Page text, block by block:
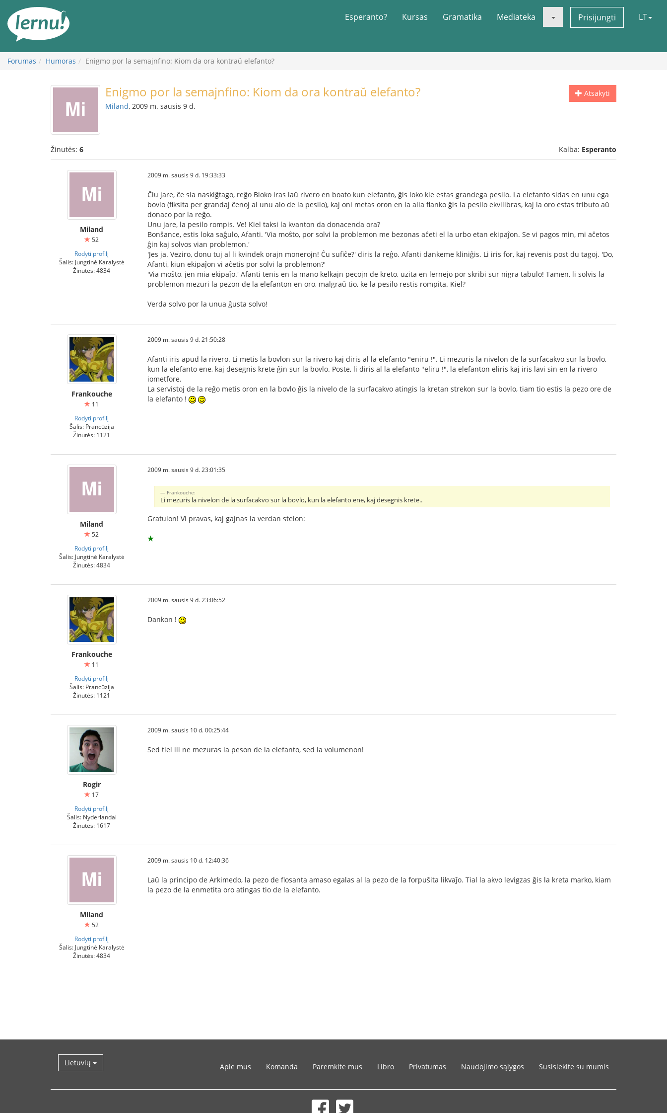
turinį
Esperanto? Kursas Gramatika Mediateka Prisijungti LT
Forumas Humoras Enigmo por la semajnfino: Kiom da ora kontraŭ elefanto?
Atsakyti
Enigmo por la semajnfino: Kiom da ora kontraŭ elefanto?
Miland, 2009 m. sausis 9 d.
Žinutės: 6 Kalba: Esperanto
Miland
52
Rodyti profilį
Šalis: Jungtinė Karalystė
Žinutės: 4834
2009 m. sausis 9 d. 19:33:33
Ĉiu jare, ĉe sia naskiĝtago, reĝo Bloko iras laŭ rivero en boato kun elefanto, ĝis loko kie estas grandega pesilo. La elefanto sidas en unu ega
bovlo (fiksita per grandaj ĉenoj al unu alo de la pesilo), kaj oni metas oron en la alia flanko ĝis la pesilo ekvilibras, kaj la oro estas tributo aŭ
donaco por la reĝo.
Unu jare, la pesilo rompis. Ve! Kiel taksi la kvanton da donacenda ora?
Bonŝance, estis loka saĝulo, Afanti. 'Via moŝto, por solvi la problemon me bezonas aĉeti el la urbo etan ekipaĵon. Se vi pagos min, mi aĉetos
ĝin kaj solvos vian problemon.'
'Jes ja. Veziro, donu tuj al li kvindek orajn monerojn! Ĉu sufiĉe?' diris la reĝo. Afanti dankeme kliniĝis. Li iris for, kaj revenis post du tagoj. 'Do,
Afanti, kiun ekipaĵon vi aĉetis por solvi la problemon?'
'Via moŝto, jen mia ekipaĵo.' Afanti tenis en la mano kelkajn pecojn de kreto, uzita en lernejo por skribi sur nigra tabulo! Tamen, li solvis la
problemon mezuri la pezon de la elefanton en oro, malgraŭ tio, ke la pesilo restis rompita. Kiel?
Verda solvo por la unua ĝusta solvo!
Frankouche
11
Rodyti profilį
Šalis: Prancūzija
Žinutės: 1121
2009 m. sausis 9 d. 21:50:28
Afanti iris apud la rivero. Li metis la bovlon sur la rivero kaj diris al la elefanto "eniru !". Li mezuris la nivelon de la surfacakvo sur la bovlo,
kun la elefanto ene, kaj desegnis krete ĝin sur la bovlo. Poste, li diris al la elefanto "eliru !", la elefanton eliris kaj iris lavi sin en la rivero
iometfore.
La servistoj de la reĝo metis oron en la bovlo ĝis la nivelo de la surfacakvo atingis la kretan strekon sur la bovlo, tiam tio estis la pezo ore de
la elefanto !
Miland
52
Rodyti profilį
Šalis: Jungtinė Karalystė
Žinutės: 4834
2009 m. sausis 9 d. 23:01:35
Frankouche:
Li mezuris la nivelon de la surfacakvo sur la bovlo, kun la elefanto ene, kaj desegnis krete..
Gratulon! Vi pravas, kaj gajnas la verdan stelon:
★
Frankouche
11
Rodyti profilį
Šalis: Prancūzija
Žinutės: 1121
2009 m. sausis 9 d. 23:06:52
Dankon !
Rogir
17
Rodyti profilį
Šalis: Nyderlandai
Žinutės: 1617
2009 m. sausis 10 d. 00:25:44
Sed tiel ili ne mezuras la peson de la elefanto, sed la volumenon!
Miland
52
Rodyti profilį
Šalis: Jungtinė Karalystė
Žinutės: 4834
2009 m. sausis 10 d. 12:40:36
Laŭ la principo de Arkimedo, la pezo de flosanta amaso egalas al la pezo de la forpuŝita likvaĵo. Tial la akvo levigzas ĝis la kreta marko, kiam
la pezo de la enmetita oro atingas tio de la elefanto.
Lietuvių Apie mus Komanda Paremkite mus Libro Privatumas Naudojimo sąlygos Susisiekite su mumis